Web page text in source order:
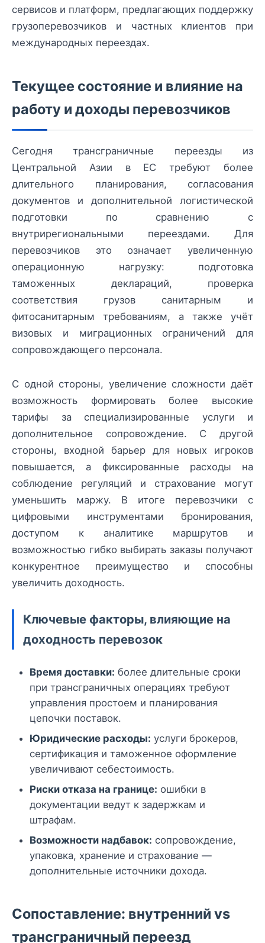
сервисов и платформ, предлагающих поддержку
грузоперевозчиков и частных клиентов при
международных переездах.
Текущее состояние и влияние на
работу и доходы перевозчиков
Сегодня трансграничные переезды из
Центральной Азии в ЕС требуют более
длительного планирования, согласования
документов и дополнительной логистической
подготовки по сравнению с
внутрирегиональными переездами. Для
перевозчиков это означает увеличенную
операционную нагрузку: подготовка
таможенных деклараций, проверка
соответствия грузов санитарным и
фитосанитарным требованиям, а также учёт
визовых и миграционных ограничений для
сопровождающего персонала.
С одной стороны, увеличение сложности даёт
возможность формировать более высокие
тарифы за специализированные услуги и
дополнительное сопровождение. С другой
стороны, входной барьер для новых игроков
повышается, а фиксированные расходы на
соблюдение регуляций и страхование могут
уменьшить маржу. В итоге перевозчики с
цифровыми инструментами бронирования,
доступом к аналитике маршрутов и
возможностью гибко выбирать заказы получают
конкурентное преимущество и способны
увеличить доходность.
Ключевые факторы, влияющие на
доходность перевозок
Время доставки: более длительные сроки
при трансграничных операциях требуют
управления простоем и планирования
цепочки поставок.
Юридические расходы: услуги брокеров,
сертификация и таможенное оформление
увеличивают себестоимость.
Риски отказа на границе: ошибки в
документации ведут к задержкам и
штрафам.
Возможности надбавок: сопровождение,
упаковка, хранение и страхование —
дополнительные источники дохода.
Сопоставление: внутренний vs
трансграничный переезд